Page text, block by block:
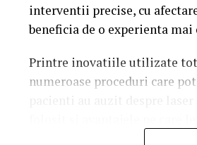
interventii precise, cu
beneficia de o experienta
Printre inovatiile utilizate tot
numeroase proceduri care